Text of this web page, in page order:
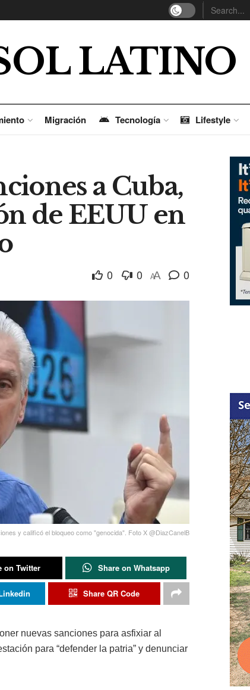
LATINO
Migración Tecnología Lifestyle
a Cuba,
de EEUU en
0 0 AA 0
y calificó el bloqueo como "genocida". Foto X @DiazCanelB
on Twitter Share on Whatsapp
Share QR Code
nuevas sanciones para asfixiar al
para “defender la patria” y denunciar